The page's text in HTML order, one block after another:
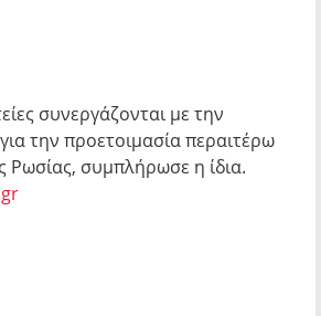
συνεργάζονται με την
την προετοιμασία περαιτέρω
Ρωσίας, συμπλήρωσε η ίδια.